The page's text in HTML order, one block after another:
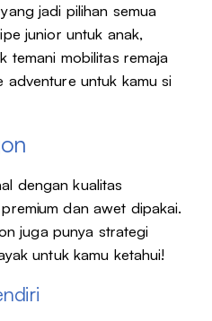
jadi pilihan semua
junior untuk anak,
temani mobilitas remaja
untuk kamu si
dengan kualitas
dan awet dipakai.
juga punya strategi
untuk kamu ketahui!